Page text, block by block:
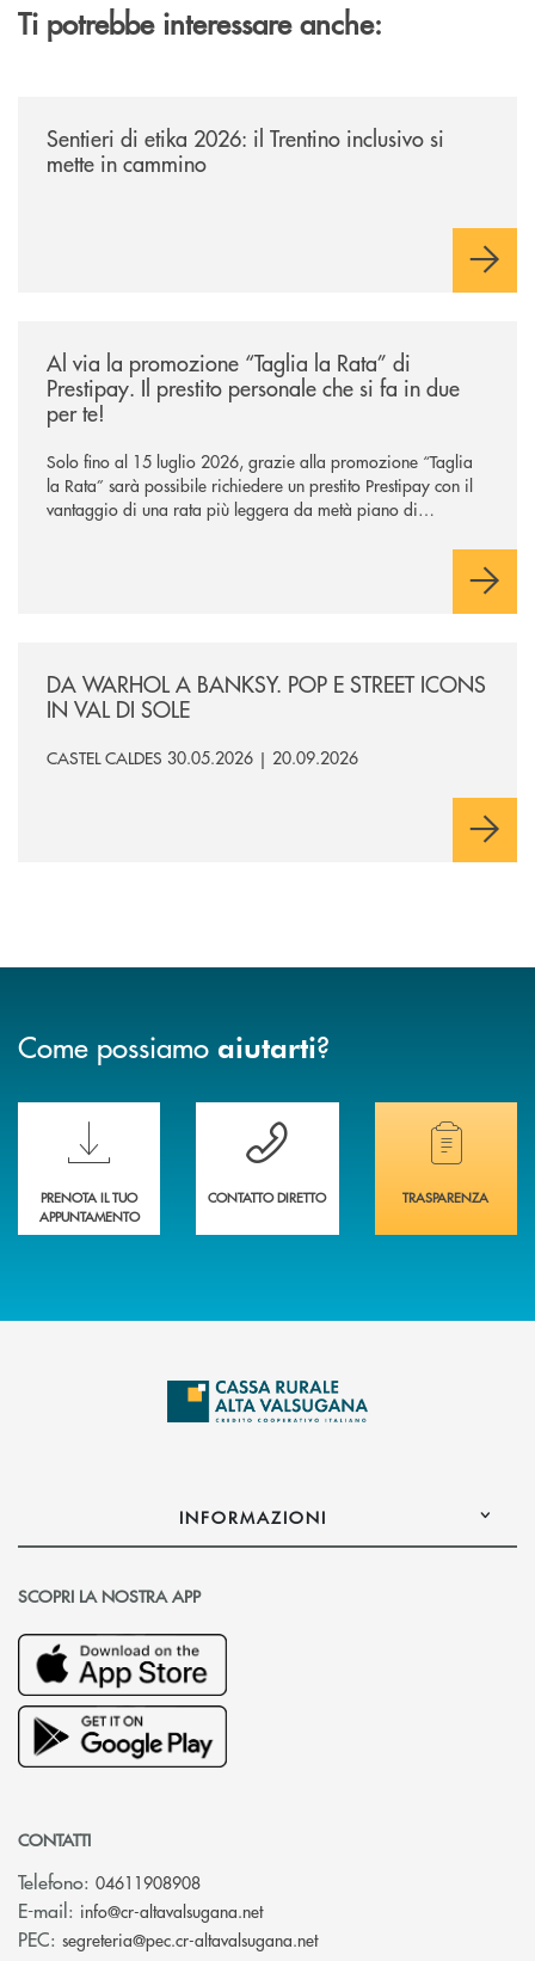
Ti potrebbe interessare anche:
Sentieri di etika 2026: il Trentino inclusivo si
mette in cammino
Al via la promozione “Taglia la Rata” di
Prestipay. Il prestito personale che si fa in due
per te!
Solo fino al 15 luglio 2026, grazie alla promozione “Taglia
la Rata” sarà possibile richiedere un prestito Prestipay con il
vantaggio di una rata più leggera da metà piano di
DA WARHOL A BANKSY. POP E STREET ICONS
IN VAL DI SOLE
CASTEL CALDES 30.05.2026 | 20.09.2026
Come possiamo aiutarti?
Scopri le funzionalità della nuova PRENOTA BANCA
PRENOTA IL TUO
APPUNTAMENTO
Hai bisogno di assistenza immediata?
CONTATTO DIRETTO
Hai bisogno di
TRASPARENZA
INFORMAZIONI
SCOPRI LA NOSTRA APP
CONTATTI
Telefono: 04611908908
E-mail: info@cr-altavalsugana.net(si apre l’app di posta
PEC: segreteria@pec.cr-altavalsugana.net(si apre l’app di posta